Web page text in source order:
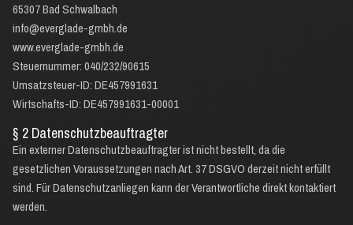
65307 Bad Schwalbach
info@everglade-gmbh.de
www.everglade-gmbh.de
Steuernummer: 040/232/90615
Umsatzsteuer-ID: DE457991631
Wirtschafts-ID: DE457991631-00001
§ 2 Datenschutzbeauftragter
Ein externer Datenschutzbeauftragter ist nicht bestellt, da die
gesetzlichen Voraussetzungen nach Art. 37 DSGVO derzeit nicht erfüllt
sind. Für Datenschutzanliegen kann der Verantwortliche direkt kontaktiert
werden.